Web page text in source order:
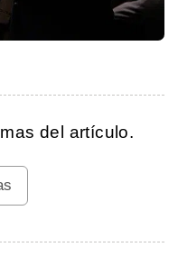
del artículo.